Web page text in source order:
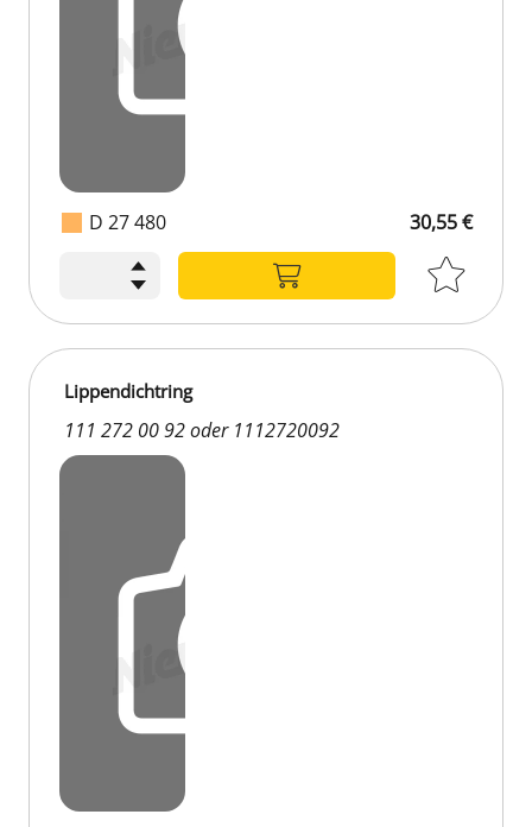
D 27 480 30,55 €
Lippendichtring
111 272 00 92 oder 1112720092